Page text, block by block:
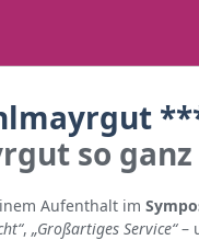
so
Aufenthalt im
, „Großartiges Service“–